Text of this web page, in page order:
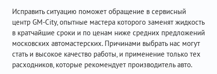
Исправить ситуацию поможет обращение в сервисный
центр GM-City, опытные мастера которого заменят жидкость
в кратчайшие сроки и по ценам ниже средних предложений
московских автомастерских. Причинами выбрать нас могут
стать и высокое качество работы, и применение только тех
расходников, которые рекомендует производитель авто.